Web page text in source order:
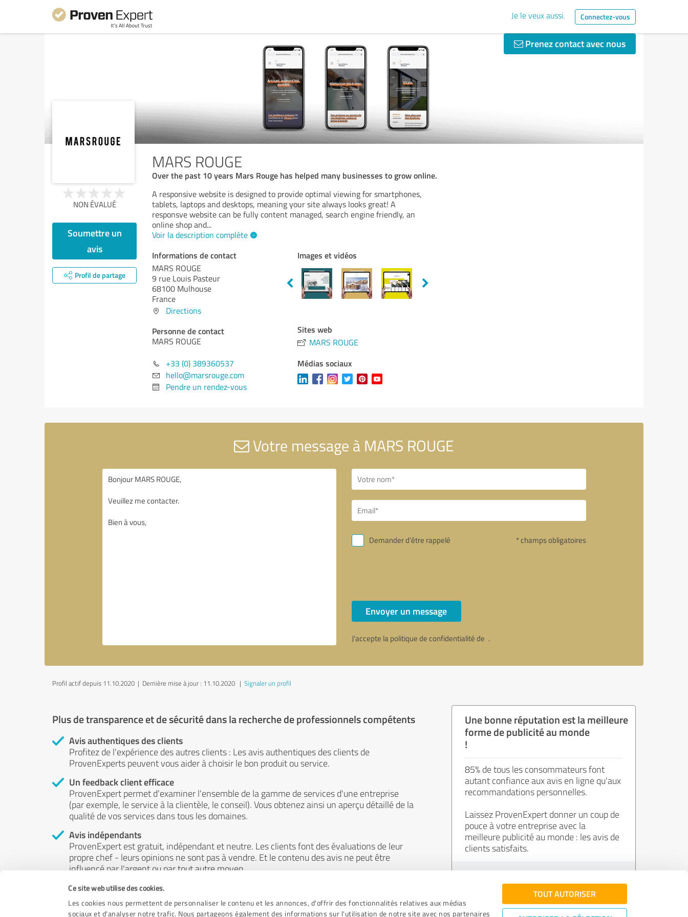
Ce site web utilise des cookies.
Les cookies nous permettent de personnaliser le contenu et les annonces, d'offrir des fonctionnalités relatives aux médias
sociaux et d'analyser notre trafic. Nous partageons également des informations sur l'utilisation de notre site avec nos partenaires
TOUT AUTORISER
Je le veux aussi. Connectez-vous
Prenez contact avec nous
MARS ROUGE
Over the past 10 years Mars Rouge has helped many businesses to grow online.
NON ÉVALUÉ
Soumettre un
avis
Profil de partage
A responsive website is designed to provide optimal viewing for smartphones,
tablets, laptops and desktops, meaning your site always looks great! A
responsve website can be fully content managed, search engine friendly, an
online shop and...
Voir la description complète
Informations de contact
MARS ROUGE
9 rue Louis Pasteur
68100 Mulhouse
France
Directions
Personne de contact
MARS ROUGE
+33 (0) 389360537
hello@marsrouge.com
Pendre un rendez-vous
Images et vidéos
Sites web
MARS ROUGE
Médias sociaux
Votre message à MARS ROUGE
Demander d'être rappelé * champs obligatoires
Envoyer un message
J'accepte la politique de confidentialité de .
Profil actif depuis 11.10.2020 | Dernière mise à jour : 11.10.2020 | Signaler un profil
Plus de transparence et de sécurité dans la recherche de professionnels compétents
Avis authentiques des clients
Profitez de l'expérience des autres clients : Les avis authentiques des clients de
ProvenExperts peuvent vous aider à choisir le bon produit ou service.
Un feedback client efficace
ProvenExpert permet d'examiner l'ensemble de la gamme de services d'une entreprise
(par exemple, le service à la clientèle, le conseil). Vous obtenez ainsi un aperçu détaillé de la
qualité de vos services dans tous les domaines.
Avis indépendants
ProvenExpert est gratuit, indépendant et neutre. Les clients font des évaluations de leur
propre chef - leurs opinions ne sont pas à vendre. Et le contenu des avis ne peut être
influencé par l'argent ou par tout autre moyen.
Une bonne réputation est la meilleure
forme de publicité au monde
!
85% de tous les consommateurs font
autant confiance aux avis en ligne qu'aux
recommandations personnelles.
Laissez ProvenExpert donner un coup de
pouce à votre entreprise avec la
meilleure publicité au monde : les avis de
clients satisfaits.
Inscrivez-vous gratuitement !